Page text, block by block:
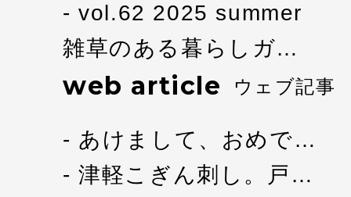
vol.62 2025 summer
雑草のある暮らしガ…
web article ウェブ記事
あけまして、おめで…
津軽こぎん刺し。戸…